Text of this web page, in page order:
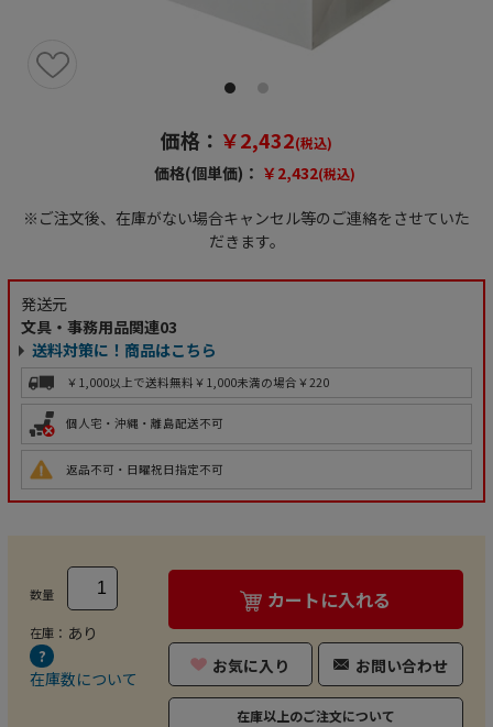
価格： ￥2,432(税込)
価格(個単価)： ￥2,432(税込)
※ご注文後、在庫がない場合キャンセル等のご連絡をさせていた
だきます。
発送元
文具・事務用品関連03
送料対策に！商品はこちら
￥1,000以上で送料無料 ￥1,000未満の場合￥220
個人宅・沖縄・離島配送不可
返品不可・日曜祝日指定不可
数量
在庫： あり
在庫数について
カートに入れる
お気に入り お問い合わせ
在庫以上のご注文について